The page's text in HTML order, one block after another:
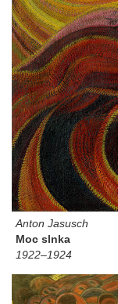
Anton Jasusch
Moc slnka
1922–1924